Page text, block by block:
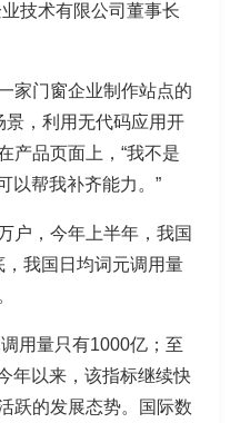
技术有限公司董事长
家门窗企业制作站点的
景，利用无代码应用开
产品页面上，“我不是
以帮我补齐能力。”
户，今年上半年，我国
我国日均词元调用量
用量只有1000亿；至
年以来，该指标继续快
跃的发展态势。国际数